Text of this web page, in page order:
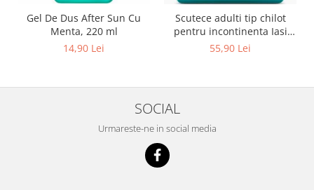
Gel De Dus After Sun Cu
Menta, 220 ml
14,90 Lei
Scutece adulti tip chilot
pentru incontinenta Iasi
Pants Unisex, Marime XXL,
55,90 Lei
SOCIAL
Urmareste-ne in social media